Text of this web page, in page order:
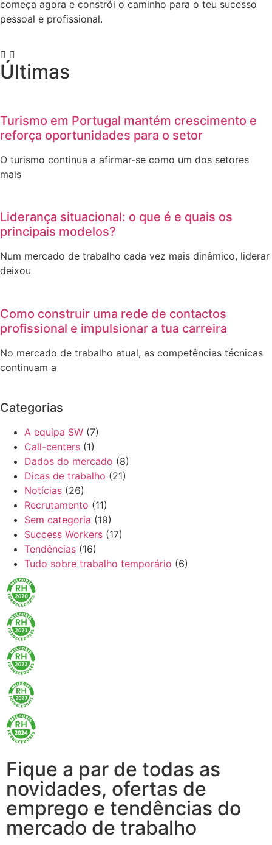
começa agora e constrói o caminho para o teu sucesso
pessoal e profissional.
Últimas
Turismo em Portugal mantém crescimento e
reforça oportunidades para o setor
O turismo continua a afirmar-se como um dos setores
mais
Liderança situacional: o que é e quais os
principais modelos?
Num mercado de trabalho cada vez mais dinâmico, liderar
deixou
Como construir uma rede de contactos
profissional e impulsionar a tua carreira
No mercado de trabalho atual, as competências técnicas
continuam a
Categorias
A equipa SW (7)
Call-centers (1)
Dados do mercado (8)
Dicas de trabalho (21)
Notícias (26)
Recrutamento (11)
Sem categoria (19)
Success Workers (17)
Tendências (16)
Tudo sobre trabalho temporário (6)
Fique a par de todas as
novidades, ofertas de
emprego e tendências do
mercado de trabalho